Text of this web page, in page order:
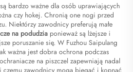
bardzo ważne dla osób uprawiających
czy hokej. Chronią one nogi przed
Niektórzy zawodnicy preferują małe
na podudzia ponieważ są lżejsze i
poruszanie się. W Fuzhou Saipulang
ważna jest dobra ochrona podczas
na piszczel zapewniają nadal
czemu zawodnicy mogą biegać i kopnąć